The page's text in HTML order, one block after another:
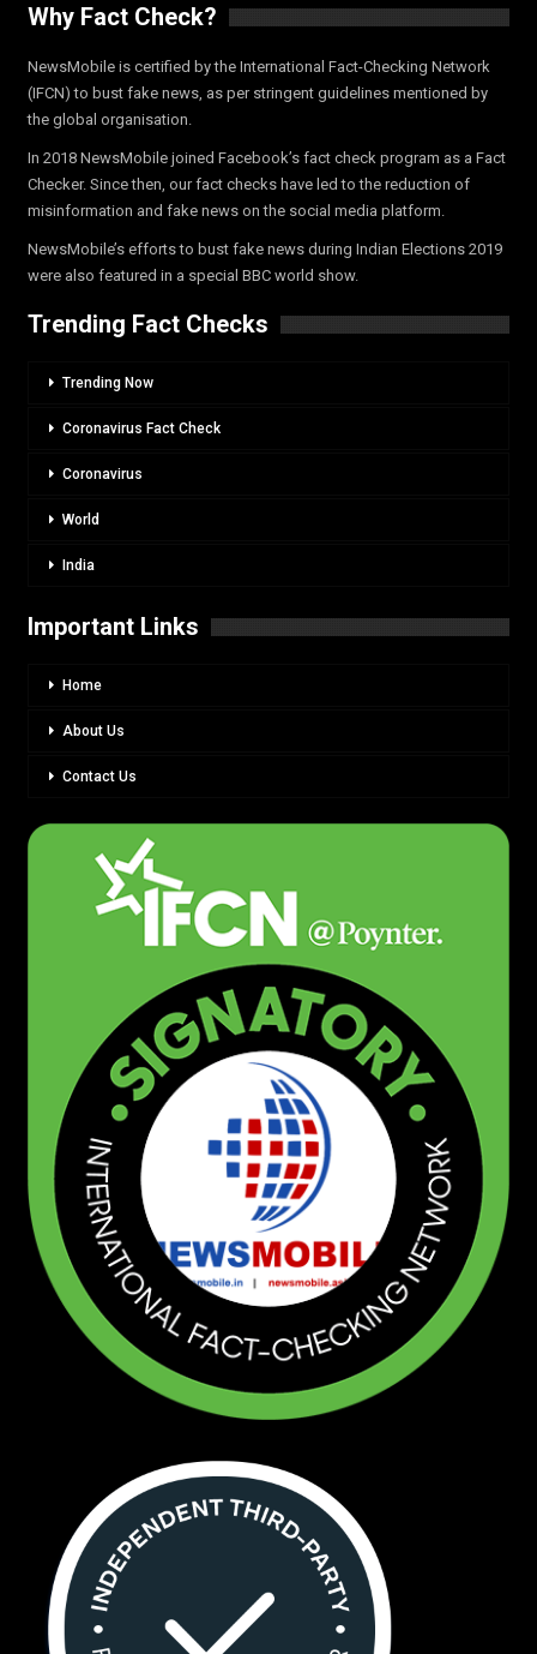
Why Fact Check?
NewsMobile is certified by the International Fact-Checking Network
(IFCN) to bust fake news, as per stringent guidelines mentioned by
the global organisation.
In 2018 NewsMobile joined Facebook’s fact check program as a Fact
Checker. Since then, our fact checks have led to the reduction of
misinformation and fake news on the social media platform.
NewsMobile’s efforts to bust fake news during Indian Elections 2019
were also featured in a special BBC world show.
Trending Fact Checks
Trending Now
Coronavirus Fact Check
Coronavirus
World
India
Important Links
Home
About Us
Contact Us